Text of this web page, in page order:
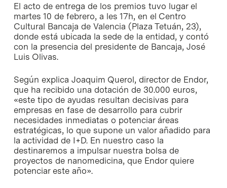
El acto de entrega de los premios tuvo lugar el
martes 10 de febrero, a les 17h, en el Centro
Cultural Bancaja de Valencia (Plaza Tetuán, 23),
donde está ubicada la sede de la entidad, y contó
con la presencia del presidente de Bancaja, José
Luis Olivas.
Según explica Joaquim Querol, director de Endor,
que ha recibido una dotación de 30.000 euros,
«este tipo de ayudas resultan decisivas para
empresas en fase de desarrollo para cubrir
necesidades inmediatas o potenciar áreas
estratégicas, lo que supone un valor añadido para
la actividad de I+D. En nuestro caso la
destinaremos a impulsar nuestra bolsa de
proyectos de nanomedicina, que Endor quiere
potenciar este año».